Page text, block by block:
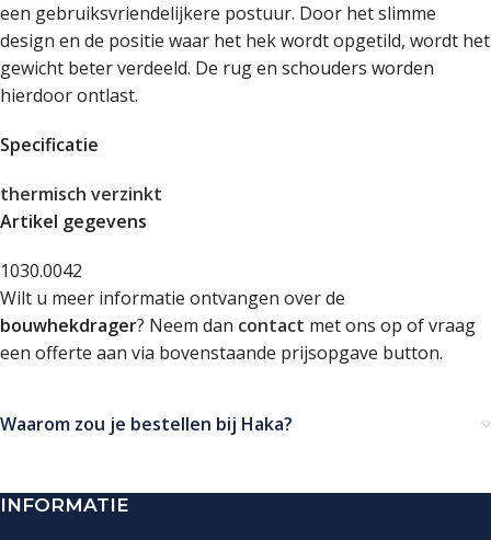
een gebruiksvriendelijkere postuur. Door het slimme
design en de positie waar het hek wordt opgetild, wordt het
gewicht beter verdeeld. De rug en schouders worden
hierdoor ontlast.
Specificatie
thermisch verzinkt
Artikel gegevens
1030.0042
Wilt u meer informatie ontvangen over de
bouwhekdrager? Neem dan contact met ons op of vraag
een offerte aan via bovenstaande prijsopgave button.
Waarom zou je bestellen bij Haka?
INFORMATIE